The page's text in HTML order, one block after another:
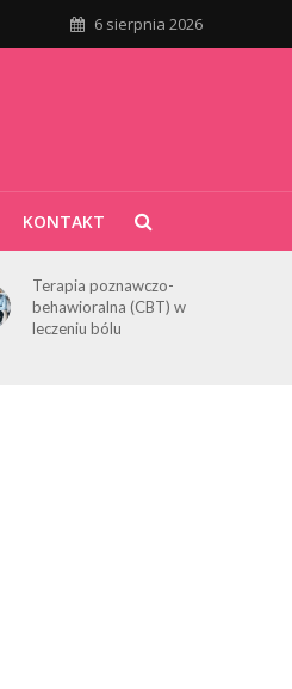
6 sierpnia 2026
KONTAKT
Terapia poznawczo-
behawioralna (CBT) w
leczeniu bólu